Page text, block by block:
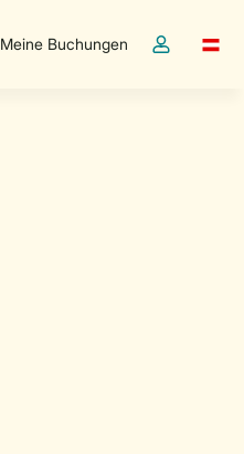
Meine Buchungen
Dropdown-